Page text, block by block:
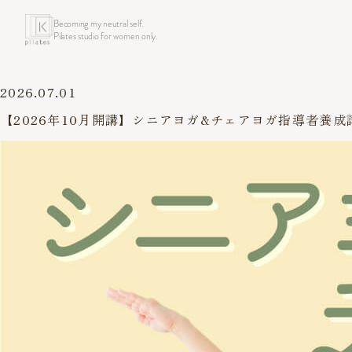
Becoming my neutral self.
Pilates studio for women only.
2026.07.01
【2026年10月開講】シニアヨガ&チェアヨガ指導者養成